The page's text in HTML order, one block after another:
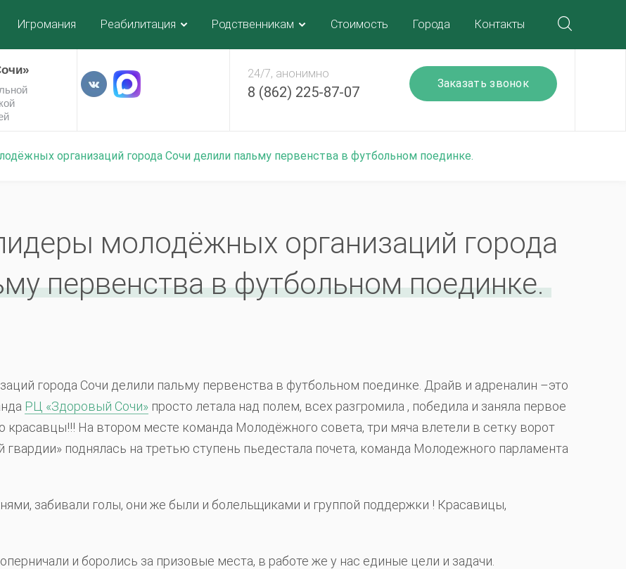
Игромания Реабилитация Родственникам Стоимость Города Контакты
24/7, анонимно
8 (862) 225-87-07
Заказать звонок
организаций города Сочи делили пальму первенства в футбольном поединке.
молодёжных организаций города
первенства в футбольном поединке.
города Сочи делили пальму первенства в футбольном поединке. Драйв и адреналин –это
РЦ «Здоровый Сочи» просто летала над полем, всех разгромила , победила и заняла первое
красавцы!!! На втором месте команда Молодёжного совета, три мяча влетели в сетку ворот
поднялась на третью ступень пьедестала почета, команда Молодежного парламента
забивали голы, они же были и болельщиками и группой поддержки ! Красавицы,
и боролись за призовые места, в работе же у нас единые цели и задачи.